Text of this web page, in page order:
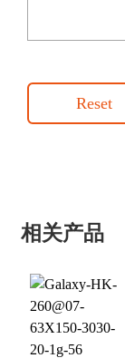
Reset
相关产品